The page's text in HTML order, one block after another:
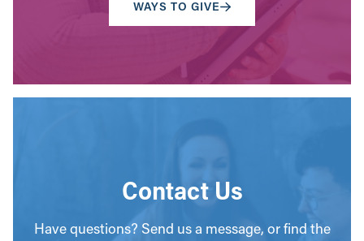
WAYS TO GIVE
Contact Us
Have questions? Send us a message, or find the